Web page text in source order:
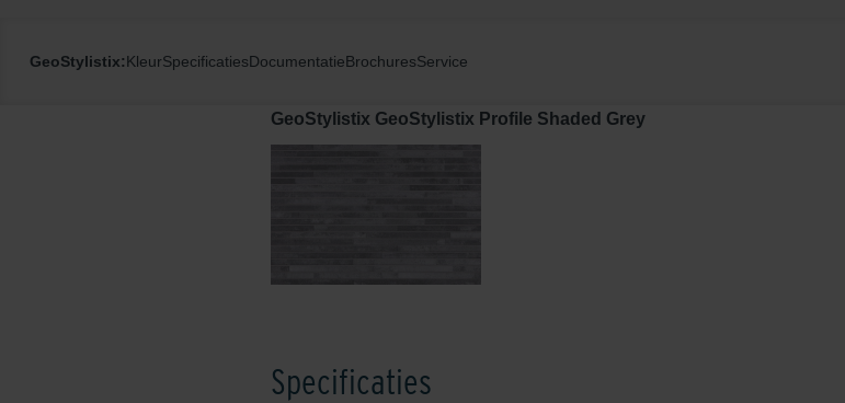
GeoStylistix:KleurSpecificatiesDocumentatieBrochuresService
GeoStylistix GeoStylistix Profile Shaded Grey
Specificaties